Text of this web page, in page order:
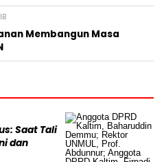
Membangun Masa
Saat Tali
dan